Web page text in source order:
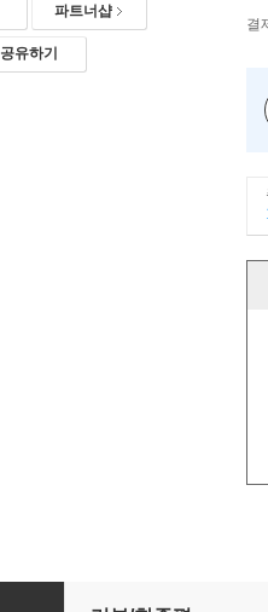
파트너샵
공유하기
결